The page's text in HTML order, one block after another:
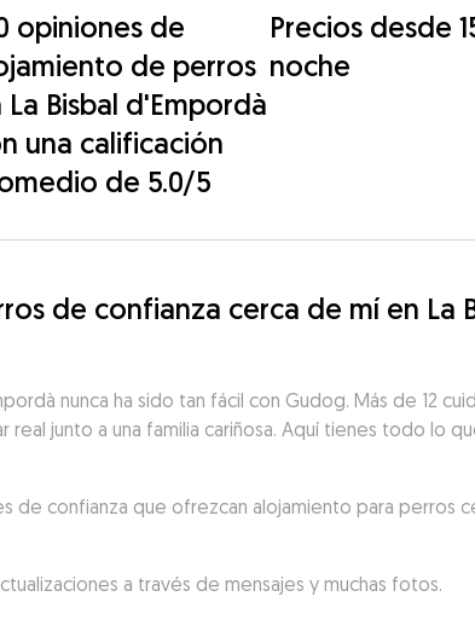
opiniones de
de perros
La Bisbal d'Empordà
una calificación
de 5.0/5
Precios desde
noche
de confianza cerca de mí en La
nunca ha sido tan fácil con Gudog. Más de 12
junto a una familia cariñosa. Aquí tienes todo lo
de confianza que ofrezcan alojamiento para perros
a través de mensajes y muchas fotos.